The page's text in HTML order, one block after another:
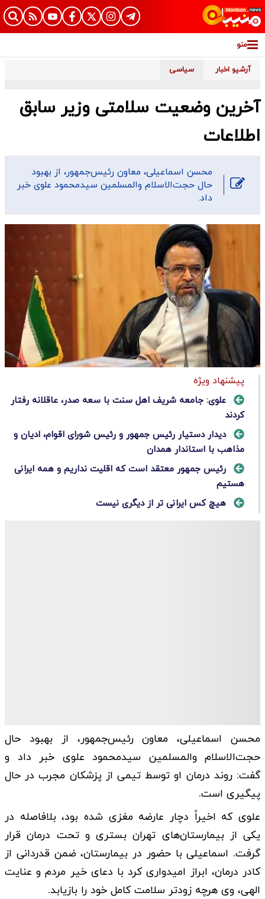
منو
آرشیو اخبار سیاسی
آخرین وضعیت سلامتی وزیر سابق
اطلاعات
محسن اسماعیلی، معاون رئیس‌جمهور، از بهبود
حال حجت‌الاسلام والمسلمین سیدمحمود علوی خبر
داد.
پیشنهاد ویژه
علوی: جامعه شریف اهل سنت با سعه صدر، عاقلانه رفتار
کردند
دیدار دستیار رئیس جمهور و رئیس شورای اقوام، ادیان و
مذاهب با استاندار همدان
رئیس جمهور معتقد است که اقلیت نداریم و همه ایرانی
هستیم
هیچ کس ایرانی تر از دیگری نیست
محسن اسماعیلی، معاون رئیس‌جمهور، از بهبود حال
حجت‌الاسلام والمسلمین سیدمحمود علوی خبر داد و
گفت: روند درمان او توسط تیمی از پزشکان مجرب در حال
پیگیری است.
علوی که اخیراً دچار عارضه مغزی شده بود، بلافاصله در
یکی از بیمارستان‌های تهران بستری و تحت درمان قرار
گرفت. اسماعیلی با حضور در بیمارستان، ضمن قدردانی از
کادر درمان، ابراز امیدواری کرد با دعای خیر مردم و عنایت
الهی، وی هرچه زودتر سلامت کامل خود را بازیابد.